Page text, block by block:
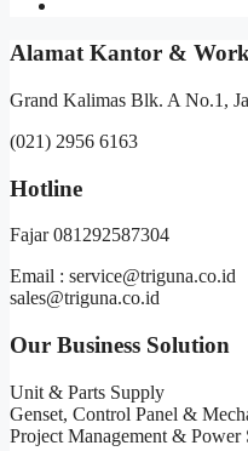
Alamat Kantor &
Grand Kalimas Blk. A No.1,
(021) 2956 6163
Hotline
Fajar 081292587304
Email : service@triguna.co.id
sales@triguna.co.id
Our Business Solution
Unit & Parts Supply
Genset, Control Panel &
Project Management & Power